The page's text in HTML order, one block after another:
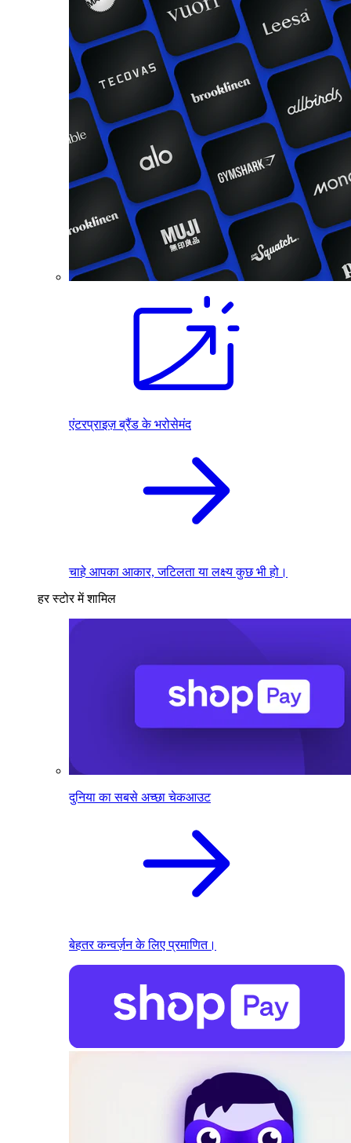
एंटरप्राइज़ ब्रैंड के भरोसेमंद
चाहे आपका आकार, जटिलता या लक्ष्य कुछ भी हो।
हर स्टोर में शामिल
दुनिया का सबसे अच्छा चेकआउट
बेहतर कन्वर्ज़न के लिए प्रमाणित।